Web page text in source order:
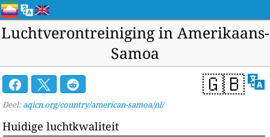
Luchtverontreiniging in Amerikaans-
Samoa
🇬🇧
Deel: aqicn.org/country/american-samoa/nl/
Huidige luchtkwaliteit